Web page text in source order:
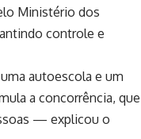
Ministério dos
controle e
autoescola e um
a concorrência, que
— explicou o